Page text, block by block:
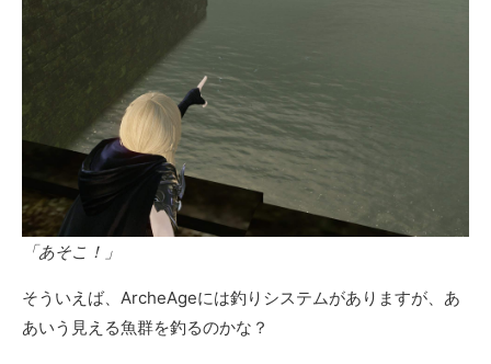
「あそこ！」
そういえば、ArcheAgeには釣りシステムがありますが、あ
あいう見える魚群を釣るのかな？